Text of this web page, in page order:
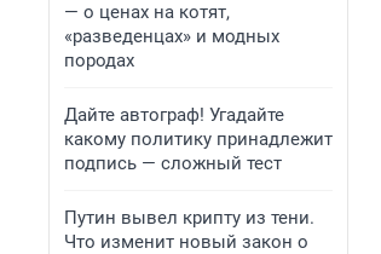
— о ценах на котят,
«разведенцах» и модных
породах
Дайте автограф! Угадайте
какому политику принадлежит
подпись — сложный тест
Путин вывел крипту из тени.
Что изменит новый закон о